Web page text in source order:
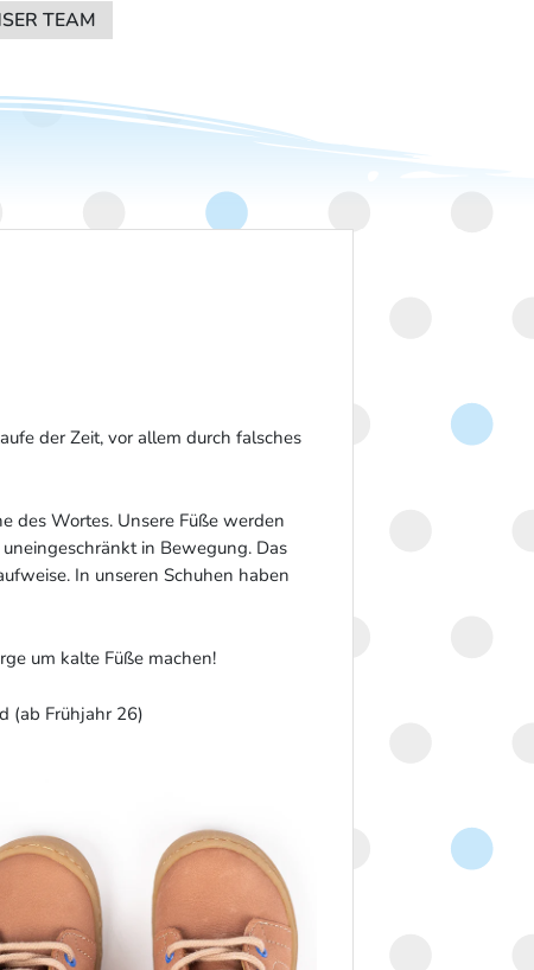
TEAM
TEAM
der Zeit, vor allem durch falsches
des Wortes. Unsere Füße werden
in Bewegung. Das
In unseren Schuhen haben
um kalte Füße machen!
(ab Frühjahr 26)